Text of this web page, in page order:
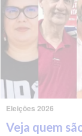
Eleições 2026
Veja quem